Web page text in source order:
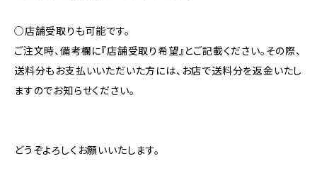
○店舗受取りも可能です。
ご注文時、備考欄に『店舗受取り希望』とご記載ください。その際、
送料分もお支払いいただいた方には、お店で送料分を返金いたし
ますのでお知らせください。
どうぞよろしくお願いいたします。